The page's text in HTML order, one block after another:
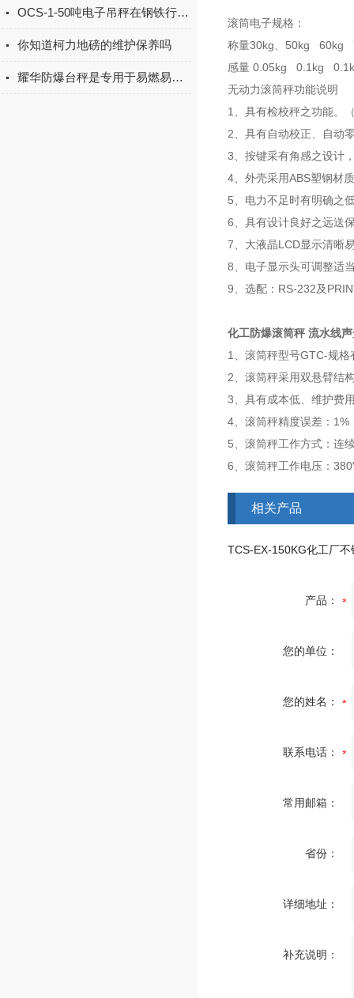
OCS-1-50吨电子吊秤在钢铁行业的应用
你知道柯力地磅的维护保养吗
耀华防爆台秤是专用于易燃易爆环境的称重设备
滚筒电子规格：
称量30kg、50kg
感量 0.05kg 0.1kg
无动力滚筒秤功能说明
1、具有检校秤之功能。
2、具有自动校正、自动
3、按键采有角感之设计
4、外壳采用ABS塑钢材
5、电力不足时有明确之
6、具有设计良好之远送
7、大液晶LCD显示清晰
8、电子显示头可调整适
9、选配：RS-232及
化工防爆滚筒秤 流水线
1、滚筒秤型号GTC-规
2、滚筒秤采用双悬臂结
3、具有成本低、维护费
4、滚筒秤精度误差：1%
5、滚筒秤工作方式：连
6、滚筒秤工作电压：
相关产品
产品：
您的单位：
您的姓名：
联系电话：
常用邮箱：
省份：
详细地址：
补充说明：